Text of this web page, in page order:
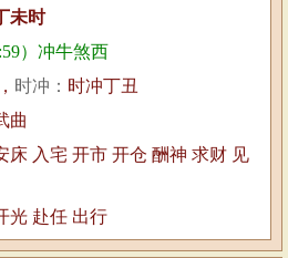
未时
）冲牛煞西
时冲： 时冲丁丑
曲
床 入宅 开市 开仓 酬神 求财 见
光 赴任 出行